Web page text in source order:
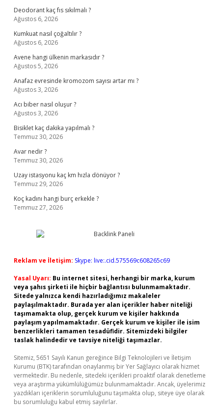
Deodorant kaç fıs sıkılmalı ?
Ağustos 6, 2026
Kumkuat nasıl çoğaltılır ?
Ağustos 6, 2026
Avene hangi ülkenin markasıdır ?
Ağustos 5, 2026
Anafaz evresinde kromozom sayısı artar mı ?
Ağustos 3, 2026
Acı biber nasıl oluşur ?
Ağustos 3, 2026
Bisiklet kaç dakika yapılmalı ?
Temmuz 30, 2026
Avar nedir ?
Temmuz 30, 2026
Uzay istasyonu kaç km hızla dönüyor ?
Temmuz 29, 2026
Koç kadını hangi burç erkekle ?
Temmuz 27, 2026
Reklam ve İletişim: Skype: live:.cid.575569c608265c69
Yasal Uyarı: Bu internet sitesi, herhangi bir marka, kurum
veya şahıs şirketi ile hiçbir bağlantısı bulunmamaktadır.
Sitede yalnızca kendi hazırladığımız makaleler
paylaşılmaktadır. Burada yer alan içerikler haber niteliği
taşımamakta olup, gerçek kurum ve kişiler hakkında
paylaşım yapılmamaktadır. Gerçek kurum ve kişiler ile isim
benzerlikleri tamamen tesadüfidir. Sitemizdeki bilgiler
taslak halindedir ve tavsiye niteliği taşımazlar.
Sitemiz, 5651 Sayılı Kanun gereğince Bilgi Teknolojileri ve İletişim
Kurumu (BTK) tarafından onaylanmış bir Yer Sağlayıcı olarak hizmet
vermektedir. Bu nedenle, sitedeki içerikleri proaktif olarak denetleme
veya araştırma yükümlülüğümüz bulunmamaktadır. Ancak, üyelerimiz
yazdıkları içeriklerin sorumluluğunu taşımakta olup, siteye üye olarak
bu sorumluluğu kabul etmiş sayılırlar.